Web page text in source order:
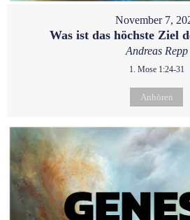
November 7,
Was ist das höchste Ziel
Andreas Repp
1. Mose 1:24-31
Anhören